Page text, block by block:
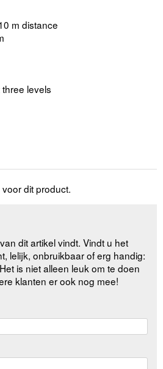
m distance
levels
dit product.
dit artikel vindt. Vindt u het
lelijk, onbruikbaar of erg handig:
is niet alleen leuk om te doen
klanten er ook nog mee!